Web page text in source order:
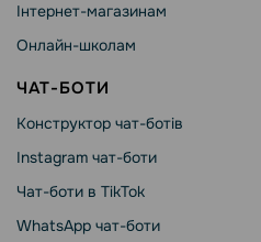
Інтернет-магазинам
Онлайн-школам
ЧАТ-БОТИ
Конструктор чат-ботів
Instagram чат-боти
Чат-боти в TikTok
WhatsApp чат-боти